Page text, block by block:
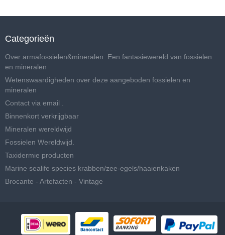
Categorieën
Over armafossielen&mineralen: Een fantasiewereld van fossielen
en mineralen
Wetenswaardigheden over deze aangeboden fossielen en
mineralen
Contact via email .
Binnenkort verkrijgbaar
Mineralen wereldwijd
Fossielen Wereldwijd.
Taxidermie producten
Marine sealife species krabben/zee-egels/haaienkaken
Brocante - Artefacten - Vintage